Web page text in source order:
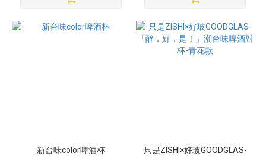
新台味color啤酒杯
只是ZISHI×好玻GOODGLAS-